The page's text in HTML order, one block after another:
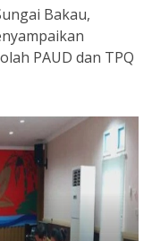
Bakau,
PAUD dan TPQ